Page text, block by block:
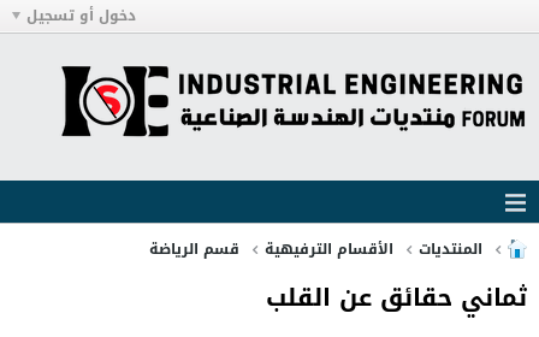
دخول أو تسجيل
المنتديات الأقسام الترفيهية قسم الرياضة
ثماني حقائق عن القلب